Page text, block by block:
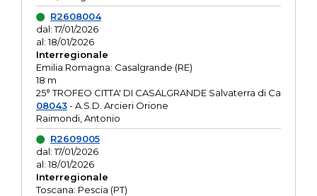
R2608004
dal: 17/01/2026
al: 18/01/2026
Interregionale
Emilia Romagna: Casalgrande (RE)
18 m
25° TROFEO CITTA' DI CASALGRANDE Salvaterra di Ca
08043- A.S.D. Arcieri Orione
Raimondi, Antonio
R2609005
dal: 17/01/2026
al: 18/01/2026
Interregionale
Toscana: Pescia (PT)